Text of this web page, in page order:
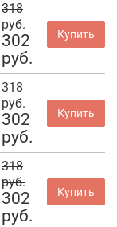
318
руб.
302
руб.
Купить
318
руб.
302
руб.
Купить
318
руб.
302
руб.
Купить